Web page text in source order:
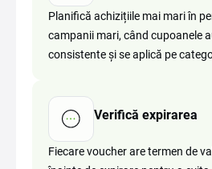
Planifică achizițiile mai mari în
campanii mari, când cupoanele
consistente și se aplică pe
Verifică expirarea
Fiecare voucher are termen de